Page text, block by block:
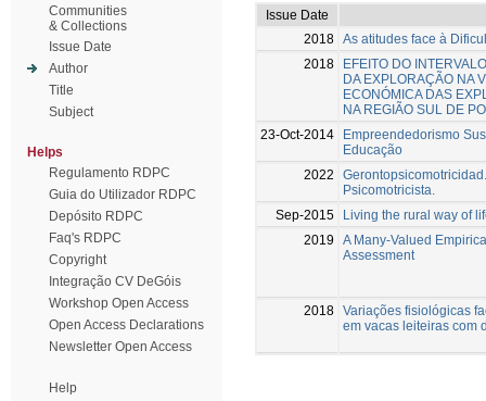
Communities
& Collections
Issue Date
Author
Title
Subject
Helps
Regulamento RDPC
Guia do Utilizador RDPC
Depósito RDPC
Faq's RDPC
Copyright
Integração CV DeGóis
Workshop Open Access
Open Access Declarations
Newsletter Open Access
Help
Issue Date
2018 As atitudes face à
2018
EFEITO DO
DA EXPLORAÇÃO NA
ECONÓMICA DAS
NA REGIÃO SUL DE
23-Oct-2014
Empreendedorismo
Educação
2022
Psicomotricista.
Sep-2015
Living the rural way of
2019
A Many-Valued
Assessment
2018 Variações fisiológicas
em vacas leiteiras com